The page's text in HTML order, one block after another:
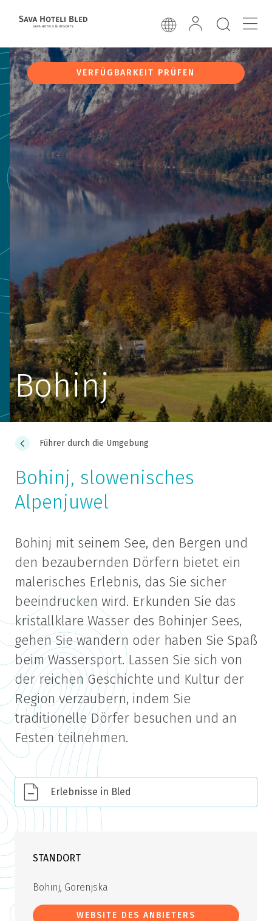
VERFÜGBARKEIT PRÜFEN
Bohinj
Führer durch die Umgebung
Bohinj, slowenisches
Alpenjuwel
Bohinj mit seinem See, den Bergen und
den bezaubernden Dörfern bietet ein
malerisches Erlebnis, das Sie sicher
beeindrucken wird. Erkunden Sie das
kristallklare Wasser des Bohinjer Sees,
gehen Sie wandern oder haben Sie Spaß
beim Wassersport. Lassen Sie sich von
der reichen Geschichte und Kultur der
Region verzaubern, indem Sie
traditionelle Dörfer besuchen und an
Festen teilnehmen.
Erlebnisse in Bled
STANDORT
Bohinj, Gorenjska
WEBSITE DES ANBIETERS